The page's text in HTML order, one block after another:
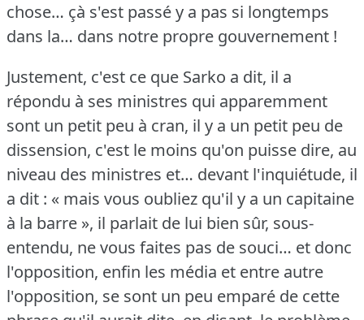
chose… çà s'est passé y a pas si longtemps
dans la… dans notre propre gouvernement !
Justement, c'est ce que Sarko a dit, il a
répondu à ses ministres qui apparemment
sont un petit peu à cran, il y a un petit peu de
dissension, c'est le moins qu'on puisse dire, au
niveau des ministres et… devant l'inquiétude, il
a dit : « mais vous oubliez qu'il y a un capitaine
à la barre », il parlait de lui bien sûr, sous-
entendu, ne vous faites pas de souci… et donc
l'opposition, enfin les média et entre autre
l'opposition, se sont un peu emparé de cette